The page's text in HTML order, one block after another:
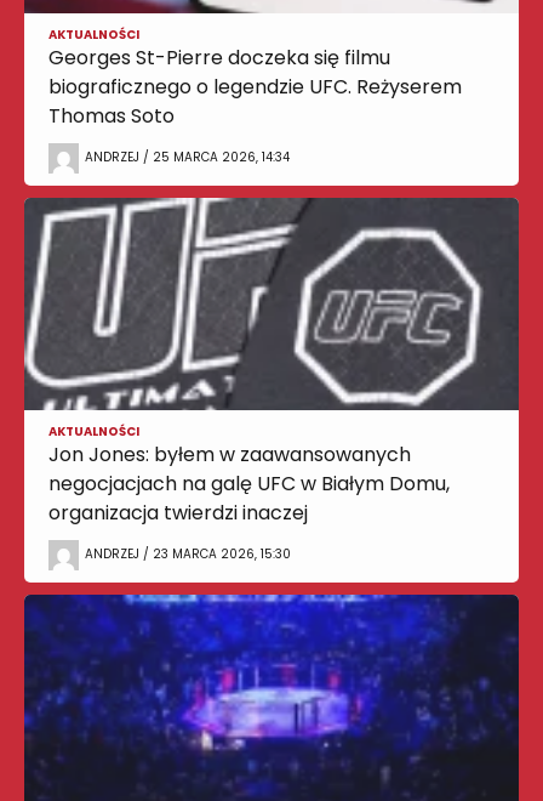
AKTUALNOŚCI
Georges St-Pierre doczeka się filmu
biograficznego o legendzie UFC. Reżyserem
Thomas Soto
ANDRZEJ / 25 MARCA 2026, 14:34
AKTUALNOŚCI
Jon Jones: byłem w zaawansowanych
negocjacjach na galę UFC w Białym Domu,
organizacja twierdzi inaczej
ANDRZEJ / 23 MARCA 2026, 15:30